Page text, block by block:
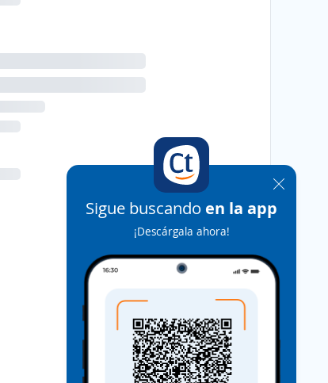
Sigue buscando en la app
¡Descárgala ahora!